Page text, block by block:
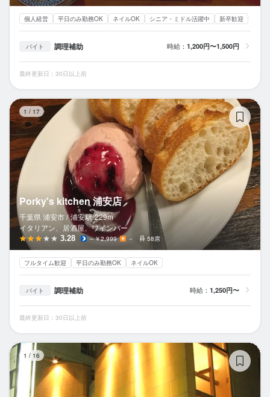
個人経営 平日のみ勤務OK ネイルOK シニア・ミドル活躍中 新卒歓迎
バイト 調理補助 時給： 1,200円〜1,500円
最終更新日：30日以上前
1 / 17
Porky's kitchen 浦安店
千葉県 浦安市 / 浦安駅 229m
イタリアン、居酒屋、ワインバー
3.28 ～￥2,999 － 58席
フルタイム歓迎 平日のみ勤務OK ネイルOK
バイト 調理補助 時給： 1,250円〜
最終更新日：30日以上前
1 / 16